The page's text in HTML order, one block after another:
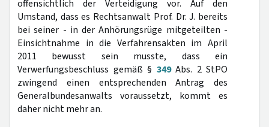
offensichtlich der Verteidigung vor. Auf den
Umstand, dass es Rechtsanwalt Prof. Dr. J. bereits
bei seiner - in der Anhörungsrüge mitgeteilten -
Einsichtnahme in die Verfahrensakten im April
2011 bewusst sein musste, dass ein
Verwerfungsbeschluss gemäß § 349Abs. 2 StPO
zwingend einen entsprechenden Antrag des
Generalbundesanwalts voraussetzt, kommt es
daher nicht mehr an.